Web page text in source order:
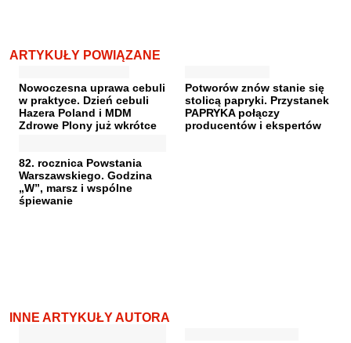
ARTYKUŁY POWIĄZANE
Nowoczesna uprawa cebuli
w praktyce. Dzień cebuli
Hazera Poland i MDM
Zdrowe Plony już wkrótce
Potworów znów stanie się
stolicą papryki. Przystanek
PAPRYKA połączy
producentów i ekspertów
82. rocznica Powstania
Warszawskiego. Godzina
„W”, marsz i wspólne
śpiewanie
INNE ARTYKUŁY AUTORA